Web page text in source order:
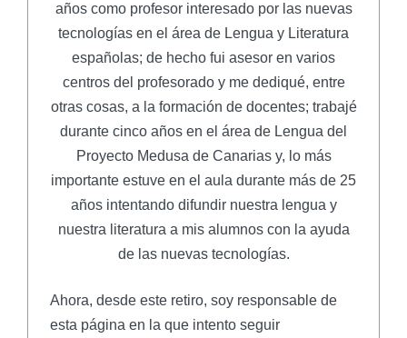
años como profesor interesado por las nuevas
tecnologías en el área de Lengua y Literatura
españolas; de hecho fui asesor en varios
centros del profesorado y me dediqué, entre
otras cosas, a la formación de docentes; trabajé
durante cinco años en el área de Lengua del
Proyecto Medusa de Canarias y, lo más
importante estuve en el aula durante más de 25
años intentando difundir nuestra lengua y
nuestra literatura a mis alumnos con la ayuda
de las nuevas tecnologías.
Ahora, desde este retiro, soy responsable de
esta página en la que intento seguir